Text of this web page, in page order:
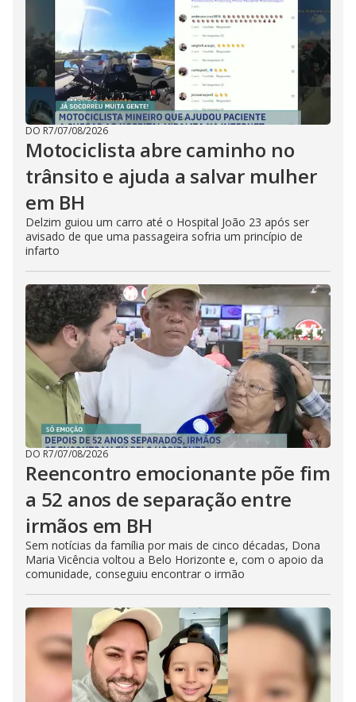
DO R7/07/08/2026
Motociclista abre caminho no
trânsito e ajuda a salvar mulher
em BH
Delzim guiou um carro até o Hospital João 23 após ser
avisado de que uma passageira sofria um princípio de
infarto
DO R7/07/08/2026
Reencontro emocionante põe fim
a 52 anos de separação entre
irmãos em BH
Sem notícias da família por mais de cinco décadas, Dona
Maria Vicência voltou a Belo Horizonte e, com o apoio da
comunidade, conseguiu encontrar o irmão